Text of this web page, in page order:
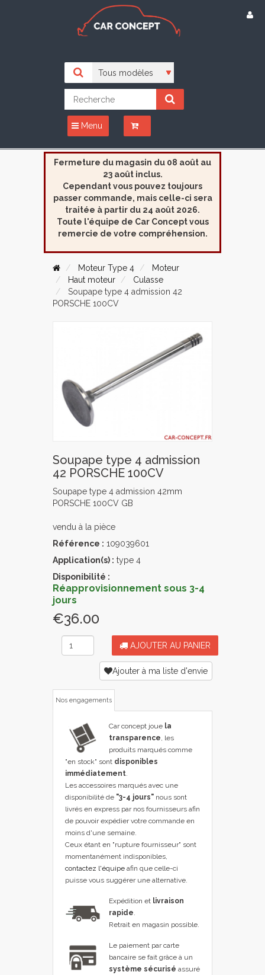
Menu
Fermeture du magasin du 08 août au
23 août inclus.
Cependant vous pouvez toujours
passer commande, mais celle-ci sera
traitée à partir du 24 août 2026.
Toute l'équipe de Car Concept vous
remercie de votre compréhension.
Moteur Type 4
Moteur
Haut moteur
Culasse
Soupape type 4 admission 42
PORSCHE 100CV
Soupape type 4 admission
42 PORSCHE 100CV
Soupape type 4 admission 42mm
PORSCHE 100CV GB
vendu à la pièce
Référence : 109039601
Application(s) : type 4
Disponibilité :
Réapprovisionnement sous 3-4
jours
€36.00
AJOUTER AU PANIER
Ajouter à ma liste d'envie
Nos engagements
Car concept joue la
transparence , les
produits marqués comme
"en stock" sont disponibles
immédiatement
Les accessoires marqués avec une
disponibilité de "3-4 jours" nous sont
livrés en express par nos fournisseurs afin
de pouvoir expédier votre commande en
moins d'une semaine.
Ceux étant en "rupture fournisseur" sont
momentanément indisponibles,
contactez l'équipe afin que celle-ci
puisse vous suggérer une alternative.
Expédition et livraison
rapide
Retrait en magasin possible.
Le paiement par carte
bancaire se fait grâce à un
système sécurisé assuré